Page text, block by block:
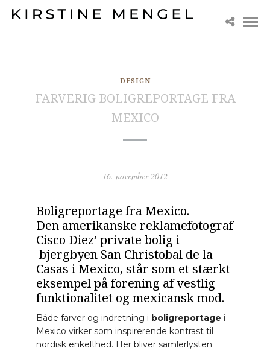
DESIGN
FARVERIG BOLIGREPORTAGE FRA
MEXICO
16. november 2012
Boligreportage fra Mexico.
Den amerikanske reklamefotograf
Cisco Diez’ private bolig i
bjergbyen San Christobal de la
Casas i Mexico, står som et stærkt
eksempel på forening af vestlig
funktionalitet og mexicansk mod.
Både farver og indretning i boligreportage i
Mexico virker som inspirerende kontrast til
nordisk enkelthed. Her bliver samlerlysten